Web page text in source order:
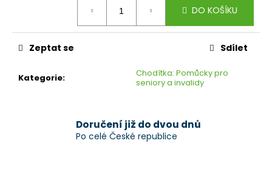
DO KOŠÍKU
Kategorie:
Chodítka: Pomůcky pro
seniory a invalidy
Zeptat se Sdílet
Doručení již do dvou dnů
Po celé České republice